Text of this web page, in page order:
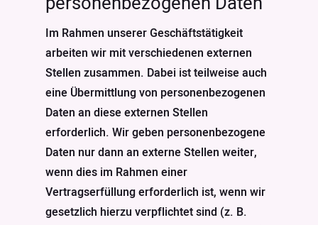
Im Rahmen unserer Geschäftstätigkeit
arbeiten wir mit verschiedenen externen
Stellen zusammen. Dabei ist teilweise auch
eine Übermittlung von personenbezogenen
Daten an diese externen Stellen
erforderlich. Wir geben personenbezogene
Daten nur dann an externe Stellen weiter,
wenn dies im Rahmen einer
Vertragserfüllung erforderlich ist, wenn wir
gesetzlich hierzu verpflichtet sind (z. B.